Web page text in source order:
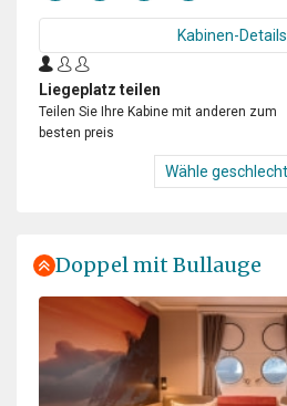
Kabinen-Details
Liegeplatz teilen
Teilen Sie Ihre Kabine mit anderen zum
besten preis
Doppel mit Bullauge